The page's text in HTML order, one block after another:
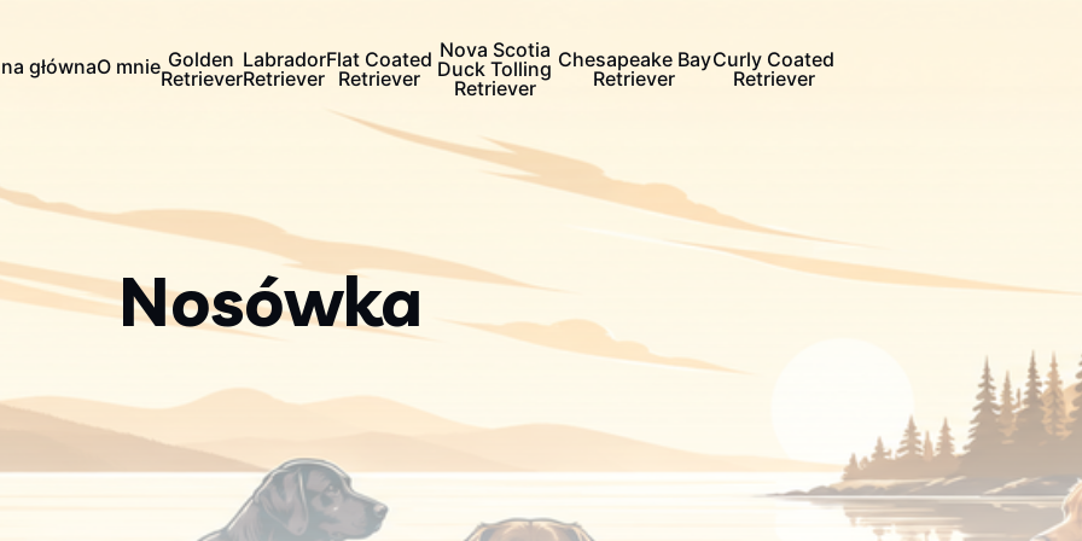
głównaO mnie Golden
Retriever
Labrador
Retriever
Flat Coated
Retriever
Nova Scotia
Duck Tolling
Retriever
Chesapeake Bay
Retriever
Curly Coated
Retriever
Nosówka